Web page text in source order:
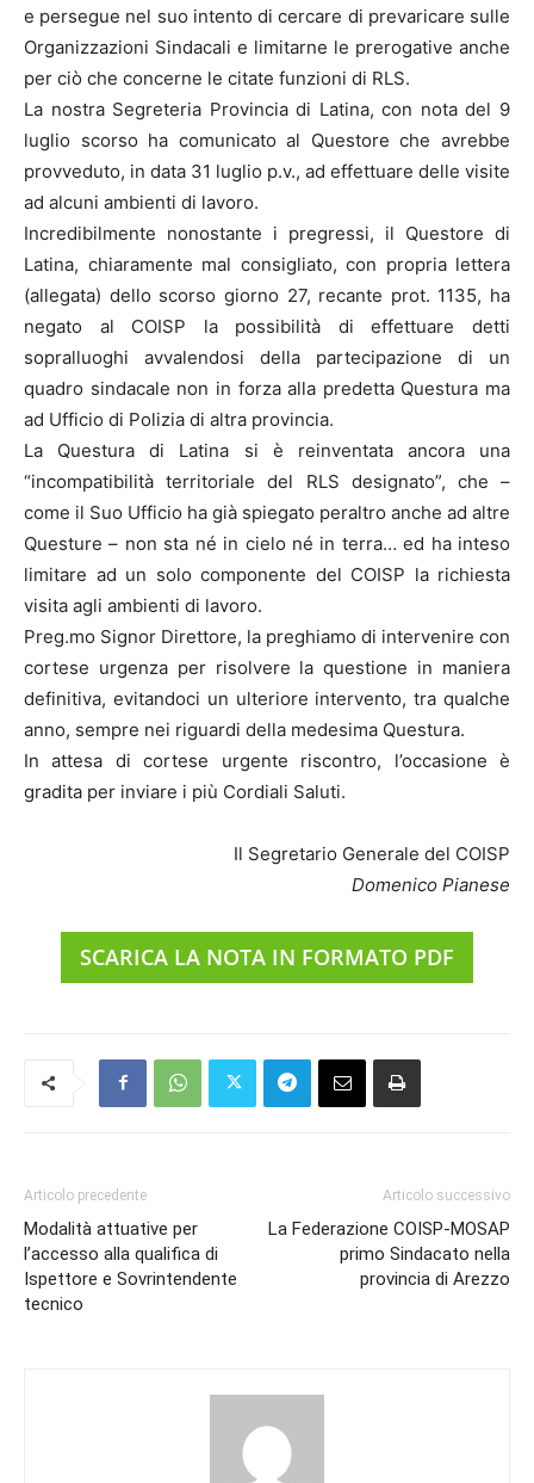
e persegue nel suo intento di cercare di prevaricare sulle
Organizzazioni Sindacali e limitarne le prerogative anche
per ciò che concerne le citate funzioni di RLS.
La nostra Segreteria Provincia di Latina, con nota del 9
luglio scorso ha comunicato al Questore che avrebbe
provveduto, in data 31 luglio p.v., ad effettuare delle visite
ad alcuni ambienti di lavoro.
Incredibilmente nonostante i pregressi, il Questore di
Latina, chiaramente mal consigliato, con propria lettera
(allegata) dello scorso giorno 27, recante prot. 1135, ha
negato al COISP la possibilità di effettuare detti
sopralluoghi avvalendosi della partecipazione di un
quadro sindacale non in forza alla predetta Questura ma
ad Ufficio di Polizia di altra provincia.
La Questura di Latina si è reinventata ancora una
“incompatibilità territoriale del RLS designato”, che –
come il Suo Ufficio ha già spiegato peraltro anche ad altre
Questure – non sta né in cielo né in terra… ed ha inteso
limitare ad un solo componente del COISP la richiesta
visita agli ambienti di lavoro.
Preg.mo Signor Direttore, la preghiamo di intervenire con
cortese urgenza per risolvere la questione in maniera
definitiva, evitandoci un ulteriore intervento, tra qualche
anno, sempre nei riguardi della medesima Questura.
In attesa di cortese urgente riscontro, l’occasione è
gradita per inviare i più Cordiali Saluti.
Il Segretario Generale del COISP
Domenico Pianese
SCARICA LA NOTA IN FORMATO PDF
Articolo precedente
Modalità attuative per
l’accesso alla qualifica di
Ispettore e Sovrintendente
tecnico
Articolo successivo
La Federazione COISP-MOSAP
primo Sindacato nella
provincia di Arezzo